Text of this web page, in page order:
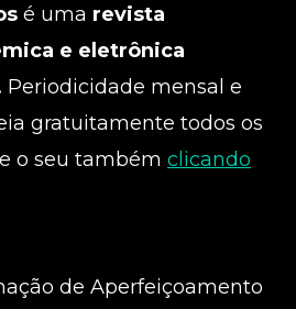
é uma revista
e eletrônica
Periodicidade mensal e
gratuitamente todos os
o seu também clicando
de Aperfeiçoamento